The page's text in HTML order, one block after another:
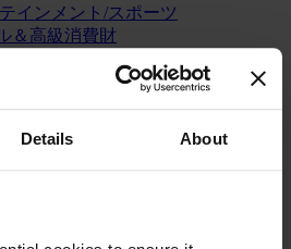
Details About
インメント/スポーツ
＆高級消費財
ジー